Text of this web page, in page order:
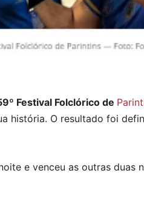
Festival Folclórico de
história. O resultado foi
e venceu as outras